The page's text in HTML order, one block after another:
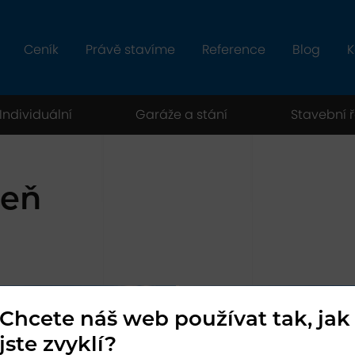
Ceník Právě stavíme Reference Blog
Individuální Garáže a stání Stavební
Chcete náš web používat tak, jak
jste zvyklí?